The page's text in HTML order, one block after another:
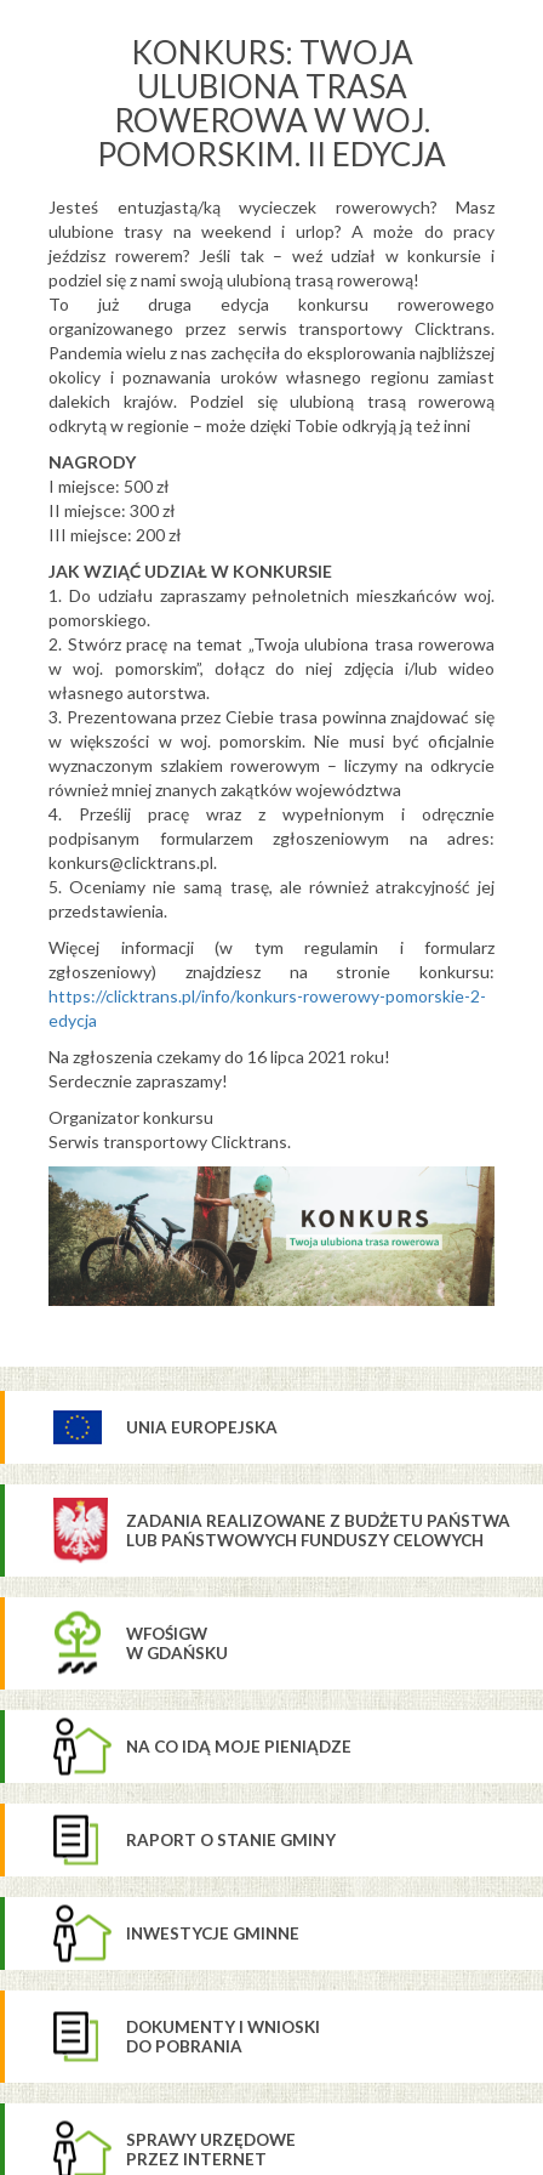
KONKURS: TWOJA
ULUBIONA TRASA
ROWEROWA W WOJ.
POMORSKIM. II EDYCJA
Jesteś entuzjastą/ką wycieczek rowerowych? Masz
ulubione trasy na weekend i urlop? A może do pracy
jeździsz rowerem? Jeśli tak – weź udział w konkursie i
podziel się z nami swoją ulubioną trasą rowerową!
To już druga edycja konkursu rowerowego
organizowanego przez serwis transportowy Clicktrans.
Pandemia wielu z nas zachęciła do eksplorowania najbliższej
okolicy i poznawania uroków własnego regionu zamiast
dalekich krajów. Podziel się ulubioną trasą rowerową
odkrytą w regionie – może dzięki Tobie odkryją ją też inni
NAGRODY
I miejsce: 500 zł
II miejsce: 300 zł
III miejsce: 200 zł
JAK WZIĄĆ UDZIAŁ W KONKURSIE
1. Do udziału zapraszamy pełnoletnich mieszkańców woj.
pomorskiego.
2. Stwórz pracę na temat „Twoja ulubiona trasa rowerowa
w woj. pomorskim”, dołącz do niej zdjęcia i/lub wideo
własnego autorstwa.
3. Prezentowana przez Ciebie trasa powinna znajdować się
w większości w woj. pomorskim. Nie musi być oficjalnie
wyznaczonym szlakiem rowerowym – liczymy na odkrycie
również mniej znanych zakątków województwa
4. Prześlij pracę wraz z wypełnionym i odręcznie
podpisanym formularzem zgłoszeniowym na adres:
konkurs@clicktrans.pl.
5. Oceniamy nie samą trasę, ale również atrakcyjność jej
przedstawienia.
Więcej informacji (w tym regulamin i formularz
zgłoszeniowy) znajdziesz na stronie konkursu:
https://clicktrans.pl/info/konkurs-rowerowy-pomorskie-2-
edycja
Na zgłoszenia czekamy do 16 lipca 2021 roku!
Serdecznie zapraszamy!
Organizator konkursu
Serwis transportowy Clicktrans.
UNIA EUROPEJSKA
ZADANIA REALIZOWANE Z BUDŻETU PAŃSTWA
LUB PAŃSTWOWYCH FUNDUSZY CELOWYCH
WFOŚIGW
W GDAŃSKU
NA CO IDĄ MOJE PIENIĄDZE
RAPORT O STANIE GMINY
INWESTYCJE GMINNE
DOKUMENTY I WNIOSKI
DO POBRANIA
SPRAWY URZĘDOWE
PRZEZ INTERNET